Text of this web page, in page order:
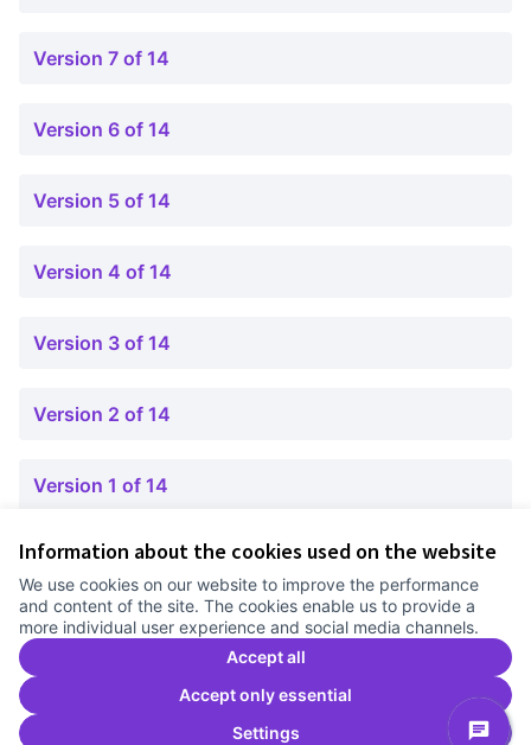
Information about the cookies used on the website
We use cookies on our website to improve the performance
and content of the site. The cookies enable us to provide a
more individual user experience and social media channels.
Accept all
Accept only essential
Settings
Version 7 of 14
Version 6 of 14
Version 5 of 14
Version 4 of 14
Version 3 of 14
Version 2 of 14
Version 1 of 14
Cookie settings
Comunitat Canòdrom at Facebook
(External link)
Comunitat Canòdrom at Instagram
(External link)
Comunitat Canòdrom at YouTube
(External link)
English
Triar la llenguaElegir el idiomaChoose language
(External link)